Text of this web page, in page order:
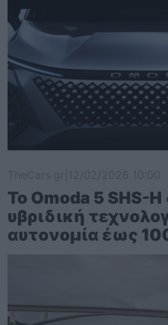
Το Omoda 5 SHS-H
υβριδική
αυτονομία έως